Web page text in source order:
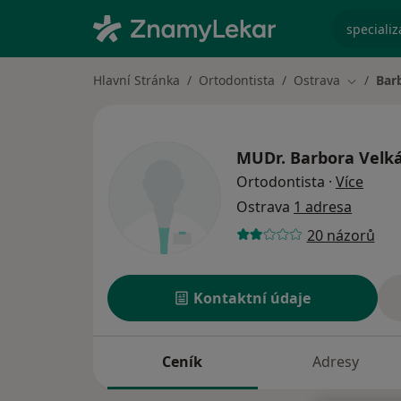
Hlavní Stránka Ortodontista Ostrava Změna
MUDr. Barbora
Ortodontista · Více
Ostrava 1 adresa
20 názorů
Kontaktní údaje
Ceník Adresy